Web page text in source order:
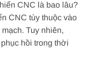
CNC là bao lâu?
CNC tùy thuộc vào
Tuy nhiên,
hồi trong thời